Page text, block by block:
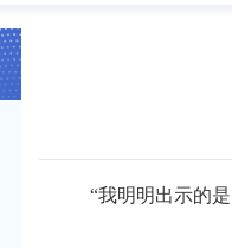
“我明明出示的